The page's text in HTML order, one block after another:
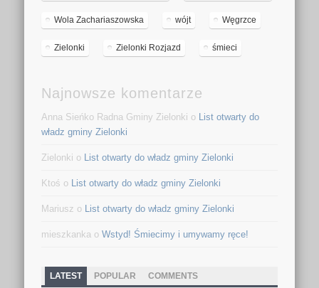
Wola Zachariaszowska wójt Węgrzce
Zielonki Zielonki Rozjazd śmieci
Najnowsze komentarze
Anna Sieńko Radna Gminy Zielonki o List otwarty do
władz gminy Zielonki
Zielonki o List otwarty do władz gminy Zielonki
Ktoś o List otwarty do władz gminy Zielonki
Mariusz o List otwarty do władz gminy Zielonki
mieszkanka oWstyd! Śmiecimy i umywamy ręce!
LATEST POPULAR COMMENTS